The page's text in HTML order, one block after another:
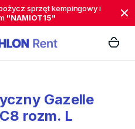
sprzęt kempingowy i
"NAMIOT15"
Gazelle
C8 rozm. L